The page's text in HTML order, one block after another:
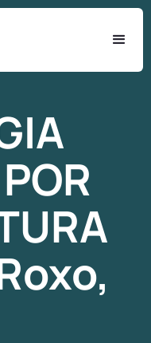
POR